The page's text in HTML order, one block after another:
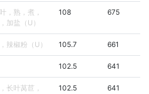
，熟，煮，
加盐（U）
108 675
辣椒粉（U） 105.7 661
102.5 641
长叶莴苣，
102.5 641